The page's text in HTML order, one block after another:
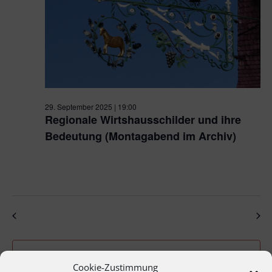
Cookie-Zustimmung
Regionale Wirtshausschilder und ihre
Bedeutung (Montagabend im Archiv)
29. September 2025 | 19:00
Kalender abonnieren